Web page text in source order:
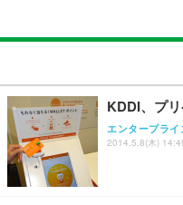
KDDI、プ
エンタープライ
2014.5.8(木)